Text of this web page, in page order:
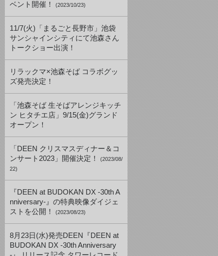
ベント開催！
(2023/10/23)
11/7(火)「まるごと長野市」池袋
サンシャインシティにて池森さん
トークショー出演！
リラックマ×池森そば コラボグッ
ズ発売決定！
「池森そば 生そばアレンジキッチ
ン ヒタチエ店」9/15(金)グランド
オープン！
「DEEN クリスマスディナー＆コ
ンサート2023」開催決定！
(2023/08/
22)
『DEEN at BUDOKAN DX -30th A
nniversary-』の特典映像ダイジェ
ストを公開！
(2023/08/23)
8月23日(水)発売DEEN『DEEN at
BUDOKAN DX -30th Anniversary